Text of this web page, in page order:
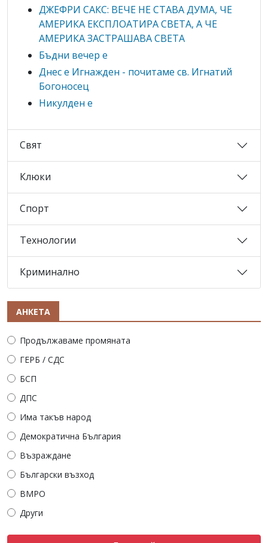
ДЖЕФРИ САКС: ВЕЧЕ НЕ СТАВА ДУМА, ЧЕ
АМЕРИКА ЕКСПЛОАТИРА СВЕТА, А ЧЕ
АМЕРИКА ЗАСТРАШАВА СВЕТА
Бъдни вечер е
Днес е Игнажден - почитаме св. Игнатий
Богоносец
Никулден е
Свят
Клюки
Спорт
Технологии
Криминално
АНКЕТА
Продължаваме промяната
ГЕРБ / СДС
БСП
ДПС
Има такъв народ
Демократична България
Възраждане
Български възход
ВМРО
Други